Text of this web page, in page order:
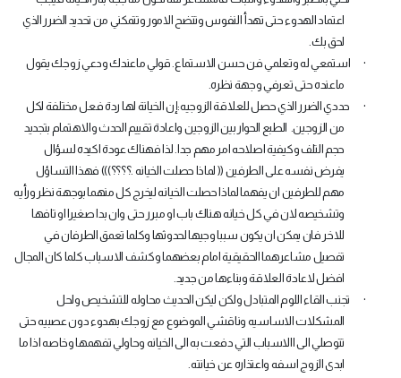
اعتماد الهدوء حتى تهدأ النفوس وتتضح الامور وتتمكني من تحديد الضرر الذي
لحق بك.
·
استمعي له وتعلمي فن حسن الاستماع. قولي ماعندك ودعي زوجك يقول
ماعنده حتى تعرفي وجهة نظره.
·
حددي الضرر الذي حصل للعلاقة الزوجيه:إن الخيانة لها ردة فعل مختلفة لكل
من الزوجين. الطبع الحوار بين الزوجين واعادة تقييم الحدث والاهتمام بتجديد
حجم التلف وكيفية اصلاحه امر مهم جدا. لذا فهناك عودة اكيده لسؤال
يفرض نفسه على الطرفين (( لماذا حصلت الخيانه .؟؟؟؟))) فهذا التساؤل
مهم للطرفين ان يفهما لماذا حصلت الخيانه ليخرج كل منهما بوجهة نظر ورأيه
وتشخيصه لان في كل خيانه هناك باب او مبرر حتى وان بدا صغيرا او تافها
للاخر فان يمكن ان يكون سببا وجيها لحدوثها وكلما تعمق الطرفان في
تفصيل مشاعرهما الحقيقية امام بعضهما وكشف الاسباب كلما كان المجال
افضل لاعادة العلاقة وبناءها من جديد.
·
تجنب القاء اللوم المتبادل ولكن ليكن الحديث محاوله للتشخيص ولحل
المشكلات الاساسيه وناقشي الموضوع مع زوجك بهدوء دون عصبيه حتى
تتوصلي الى االاسباب التي دفعت به الى الخيانه وحاولي تفهمها وخاصه اذا ما
ابدى الزوج اسفه واعتذاره عن خيانته.